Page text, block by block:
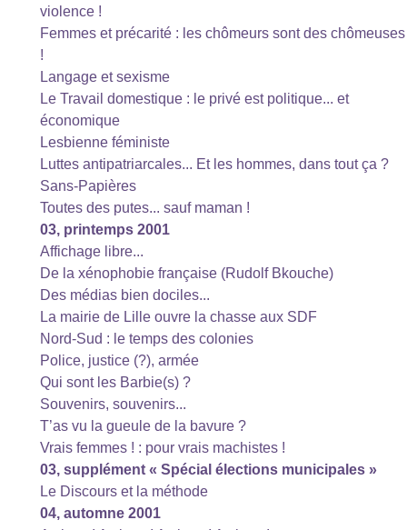
violence !
Femmes et précarité : les chômeurs sont des chômeuses
!
Langage et sexisme
Le Travail domestique : le privé est politique... et
économique
Lesbienne féministe
Luttes antipatriarcales... Et les hommes, dans tout ça ?
Sans-Papières
Toutes des putes... sauf maman !
03, printemps 2001
Affichage libre...
De la xénophobie française (Rudolf Bkouche)
Des médias bien dociles...
La mairie de Lille ouvre la chasse aux SDF
Nord-Sud : le temps des colonies
Police, justice (?), armée
Qui sont les Barbie(s) ?
Souvenirs, souvenirs...
T’as vu la gueule de la bavure ?
Vrais femmes ! : pour vrais machistes !
03, supplément « Spécial élections municipales »
Le Discours et la méthode
04, automne 2001